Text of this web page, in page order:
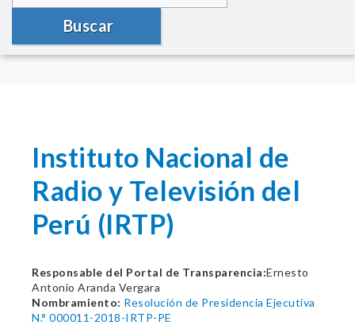
Buscar
Instituto Nacional de
Radio y Televisión del
Perú (IRTP)
Responsable del Portal de Transparencia:Ernesto
Antonio Aranda Vergara
Nombramiento: Resolución de Presidencia Ejecutiva
N.° 000011-2018-IRTP-PE